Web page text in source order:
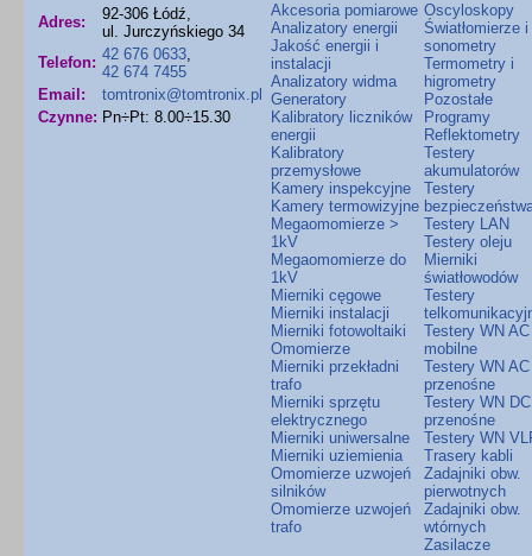
Adres:
92-306 Łódź,
ul. Jurczyńskiego 34
Telefon: 42 676 0633,
42 674 7455
Email:
tomtronix@tomtronix.pl
Czynne: Pn÷Pt: 8.00÷15.30
Akcesoria pomiarowe
Analizatory energii
Jakość energii i
instalacji
Analizatory widma
Generatory
Kalibratory liczników
energii
Kalibratory
przemysłowe
Kamery inspekcyjne
Kamery termowizyjne
Megaomomierze >
1kV
Megaomomierze do
1kV
Mierniki cęgowe
Mierniki instalacji
Mierniki fotowoltaiki
Omomierze
Mierniki przekładni
trafo
Mierniki sprzętu
elektrycznego
Mierniki uniwersalne
Mierniki uziemienia
Omomierze uzwojeń
silników
Omomierze uzwojeń
trafo
Oscyloskopy
Światłomierze i
sonometry
Termometry i
higrometry
Pozostałe
Programy
Reflektometry
Testery
akumulatorów
Testery
Testery LAN
Testery oleju
Mierniki
światłowodów
Testery
Testery WN AC
mobilne
Testery WN AC
przenośne
Testery WN DC
przenośne
Testery WN
Trasery kabli
Zadajniki obw.
pierwotnych
Zadajniki obw.
wtórnych
Zasilacze